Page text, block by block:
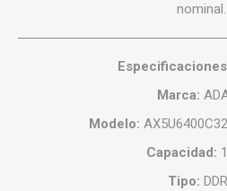
nominal.
Marca:
Modelo:
Capacidad:
Tipo: